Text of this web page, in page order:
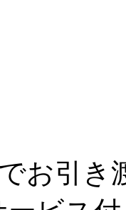
お引き